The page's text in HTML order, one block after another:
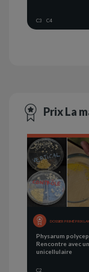
C3 C4
Prix La
DOSSIER PRIMÉ PRIX
Physarum
Rencontre avec
unicellulaire
C2